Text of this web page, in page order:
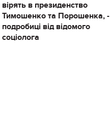
вірять в президенство
Тимошенко та Порошенка, -
подробиці від відомого
соціолога